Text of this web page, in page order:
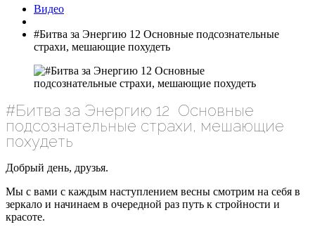
Видео
#Битва за Энергию 12 Основные подсознательные
страхи, мешающие похудеть
#Битва за Энергию 12 Основные
подсознательные страхи, мешающие
похудеть
Добрый день, друзья.
Мы с вами с каждым наступлением весны смотрим на себя в
зеркало и начинаем в очередной раз путь к стройности и
красоте.